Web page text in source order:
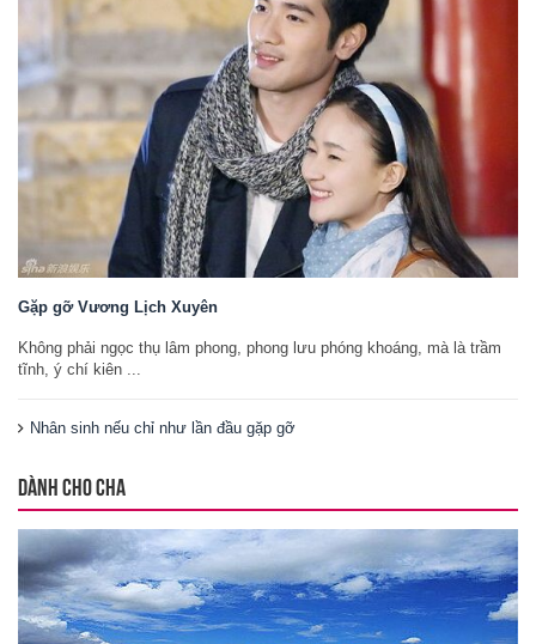
Gặp gỡ Vương Lịch Xuyên
Không phải ngọc thụ lâm phong, phong lưu phóng khoáng, mà là trầm
tĩnh, ý chí kiên ...
Nhân sinh nếu chỉ như lần đầu gặp gỡ
DÀNH CHO CHA